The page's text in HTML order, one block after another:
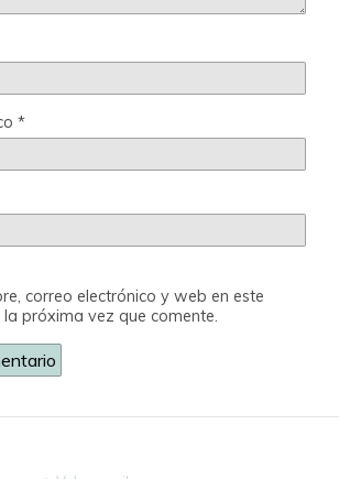
*
correo electrónico y web en este
próxima vez que comente.